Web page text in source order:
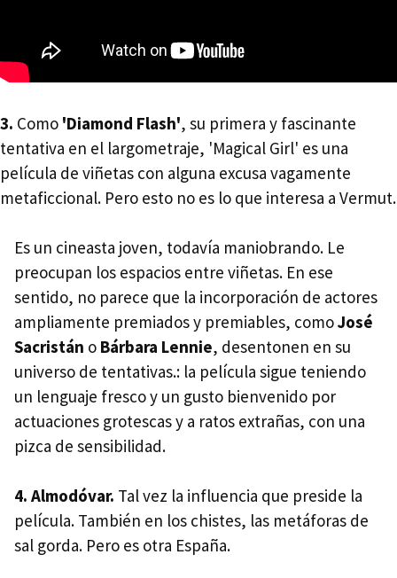
3. Como 'Diamond Flash', su primera y fascinante
tentativa en el largometraje, 'Magical Girl' es una
película de viñetas con alguna excusa vagamente
metaficcional. Pero esto no es lo que interesa a Vermut.
Es un cineasta joven, todavía maniobrando. Le
preocupan los espacios entre viñetas. En ese
sentido, no parece que la incorporación de actores
ampliamente premiados y premiables, comoJosé
Sacristán o Bárbara Lennie, desentonen en su
universo de tentativas.: la película sigue teniendo
un lenguaje fresco y un gusto bienvenido por
actuaciones grotescas y a ratos extrañas, con una
pizca de sensibilidad.
4. Almodóvar. Tal vez la influencia que preside la
película. También en los chistes, las metáforas de
sal gorda. Pero es otra España.